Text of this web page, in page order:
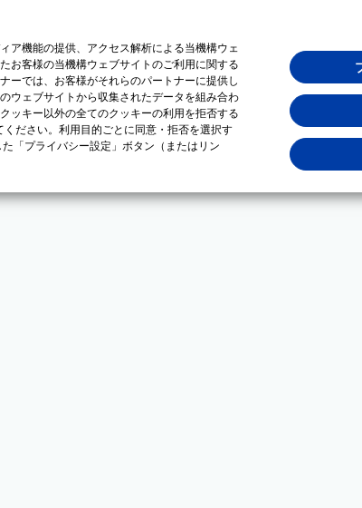
ア機能の提供、アクセス解析による当機構ウェ
お客様の当機構ウェブサイトのご利用に関する
ーでは、お客様がそれらのパートナーに提供し
ウェブサイトから収集されたデータを組み合わ
ッキー以外の全てのクッキーの利用を拒否する
ださい。利用目的ごとに同意・拒否を選択す
た「プライバシー設定」ボタン（またはリン